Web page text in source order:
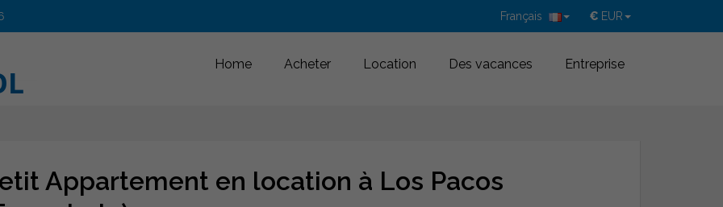
€ EUR
Français
Home Acheter Location Des vacances Entreprise
Appartement en location à Los Pacos